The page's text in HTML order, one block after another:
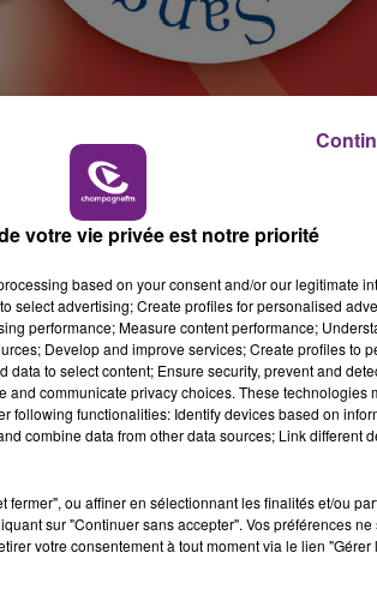
des produits sanguins est limitée (5
femmes quatre fois.
sang le 14 juin, pourront de nouveau
11h00 - 16h00
Le week-end Champagne FM
votre vie privée est notre priorité
based on your consent and/or our legitimate
select advertising; Create profiles for personalised
performance; Measure content performance;
Develop and improve services; Create profiles to
to select content; Ensure security, prevent and
and communicate privacy choices. These technologies
following functionalities: Identify devices based on
combine data from other data sources; Link different
fermer", ou affiner en sélectionnant les finalités et/ou
sur "Continuer sans accepter". Vos préférences
votre consentement à tout moment via le lien